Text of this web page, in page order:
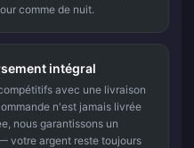
comme de nuit.
intégral
avec une livraison
n'est jamais livrée
nous garantissons un
votre argent reste toujours